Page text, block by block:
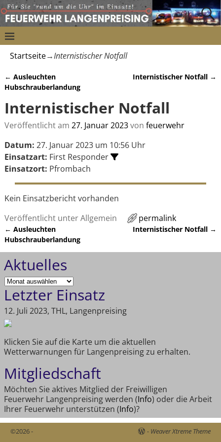
Startseite→Internistischer Notfall
Artikelnavigation
← Ausleuchten
Hubschrauberlandung
Internistischer Notfall →
Internistischer Notfall
Veröffentlicht am 27. Januar 2023von feuerwehr
Datum: 27. Januar 2023 um 10:56 Uhr
Einsatzart: First Responder
Einsatzort: Pfrombach
Kein Einsatzbericht vorhanden
Veröffentlicht unterAllgemein permalink
Artikelnavigation
← Ausleuchten
Hubschrauberlandung
Internistischer Notfall →
Aktuelles
Letzter Einsatz
12. Juli 2023, THL, Langenpreising
Klicken Sie auf die Karte um die aktuellen
Wetterwarnungen für Langenpreising zu erhalten.
Mitgliedschaft
Möchten Sie aktives Mitglied der Freiwilligen
Feuerwehr Langenpreising werden (Info) oder die Arbeit
Ihrer Feuerwehr unterstützen (Info)?
©2026 - - Weaver Xtreme Theme